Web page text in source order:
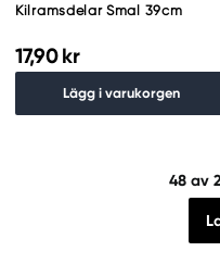
Kilramsdelar Smal 39cm
17,90 kr
Lägg i varukorgen
48 av